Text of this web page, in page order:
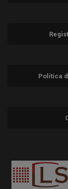
Política